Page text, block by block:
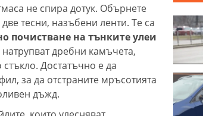
не спира дотук. Обърнете
тесни, назъбени ленти. Те са
почистване на тънките улеи
дребни камъчета,
Достатъчно е да
за да отстраните мръсотията
дъжд.
800